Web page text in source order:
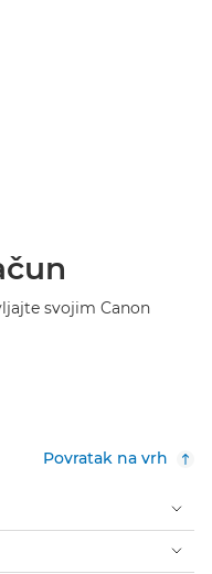
svojim Canon
Povratak na vrh